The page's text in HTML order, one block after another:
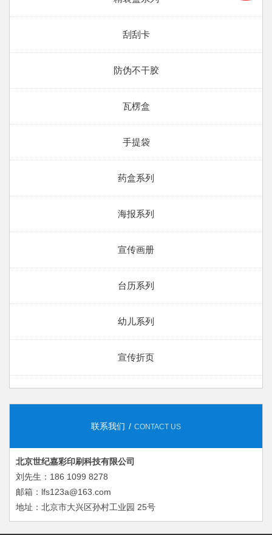
刮刮卡
防伪不干胶
瓦楞盒
手提袋
药盒系列
海报系列
宣传画册
台历系列
幼儿系列
宣传折页
联系我们 CONTACT US
北京世纪嘉彩印刷科技有限公司
刘先生：186 1099 8278
邮箱：lfs123a@163.com
地址：北京市大兴区孙村工业园 25号